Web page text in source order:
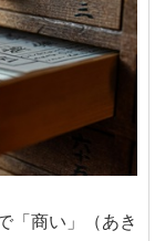
「商い」（あき